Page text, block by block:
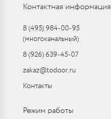
Контактная информация
8 (495) 984-00-95
(многоканальный)
8 (926) 639-45-07
zakaz@todoor.ru
Контакты
Режим работы